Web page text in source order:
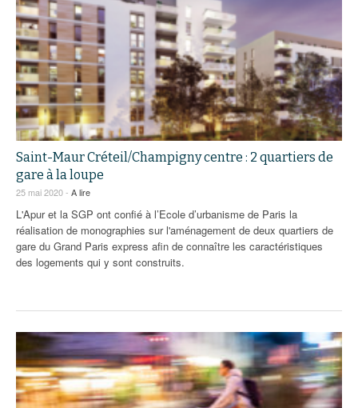
Saint-Maur Créteil/Champigny centre : 2 quartiers de
gare à la loupe
25 mai 2020 - A lire
L'Apur et la SGP ont confié à l’Ecole d’urbanisme de Paris la
réalisation de monographies sur l'aménagement de deux quartiers de
gare du Grand Paris express afin de connaître les caractéristiques
des logements qui y sont construits.